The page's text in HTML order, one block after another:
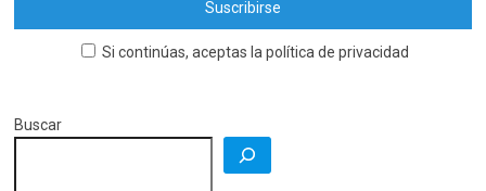
Si continúas, aceptas la política de privacidad
Buscar